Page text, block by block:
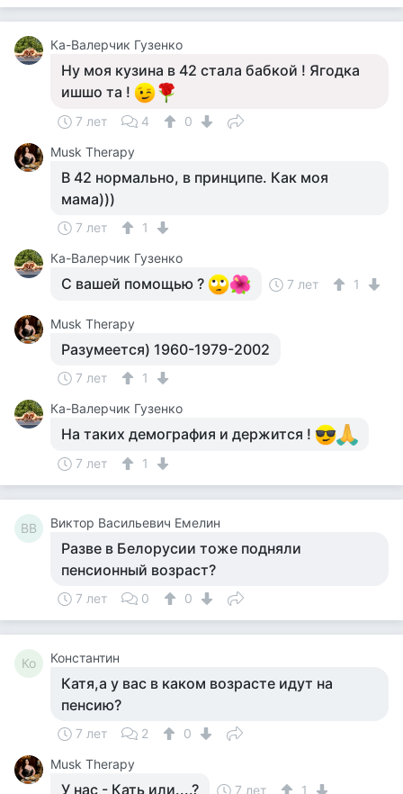
Ка-Валерчик Гузенко
Ну моя кузина в 42 стала бабкой ! Ягодка
ишшо та !
7 лет 4
0
Musk Therapy
В 42 нормально, в принципе. Как моя
мама)))
7 лет
1
Ка-Валерчик Гузенко
С вашей помощью ? 7 лет 1
Musk Therapy
Разумеется) 1960-1979-2002
7 лет
1
Ка-Валерчик Гузенко
На таких демография и держится !
7 лет 1
ВВ Виктор Васильевич Емелин
Разве в Белорусии тоже подняли
пенсионный возраст?
7 лет 0 0
Ко Константин
Катя,а у вас в каком возрасте идут на
пенсию?
7 лет 2
0
Musk Therapy
У нас - Кать или....? 7 лет 1